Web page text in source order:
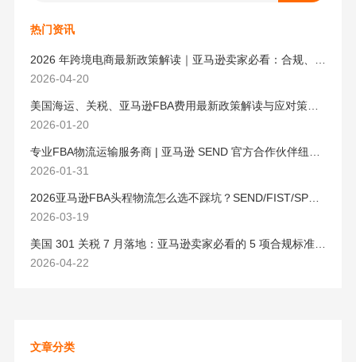
热门资讯
2026 年跨境电商最新政策解读｜亚马逊卖家必看：合规、成本与物流新机遇
2026-04-20
美国海运、关税、亚马逊FBA费用最新政策解读与应对策略（2026版）
2026-01-20
专业FBA物流运输服务商 | 亚马逊 SEND 官方合作伙伴纽酷国际物流
2026-01-31
2026亚马逊FBA头程物流怎么选不踩坑？SEND/FIST/SPN官方认证物流商，只有这家敢承诺“准达率第一”
2026-03-19
美国 301 关税 7 月落地：亚马逊卖家必看的 5 项合规标准与稳交付方案
2026-04-22
文章分类